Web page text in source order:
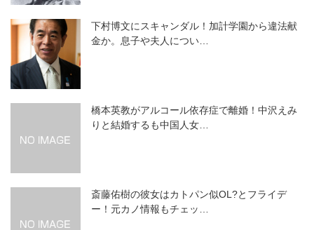
下村博文にスキャンダル！加計学園から違法献
金か。息子や夫人につい…
橋本英教がアルコール依存症で離婚！中沢えみ
りと結婚するも中国人女…
斎藤佑樹の彼女はカトパン似OL?とフライデ
ー！元カノ情報もチェッ…